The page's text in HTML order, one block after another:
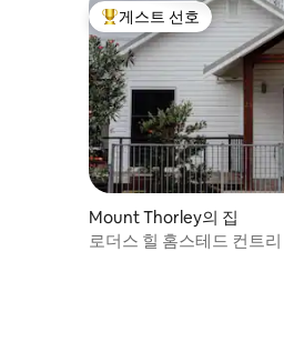
상위 게스트 선호
게스트 선호
Mount Thorley의 집
로더스 힐 홈스테드 컨트